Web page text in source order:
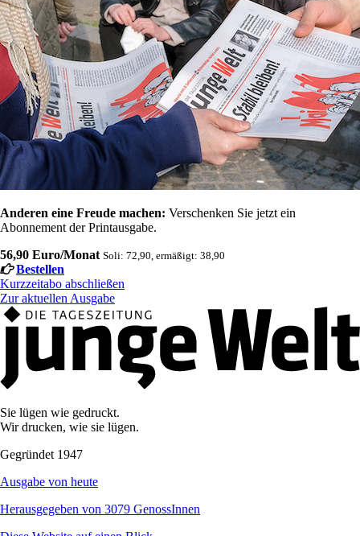
Anderen eine Freude machen: Verschenken Sie jetzt ein
Abonnement der Printausgabe.
56,90 Euro/Monat Soli: 72,90, ermäßigt: 38,90
Bestellen
Kurzzeitabo abschließen
Zur aktuellen Ausgabe
Sie lügen wie gedruckt.
Wir drucken, wie sie lügen.
Gegründet 1947
Ausgabe von heute
Herausgegeben von 3079 GenossInnen